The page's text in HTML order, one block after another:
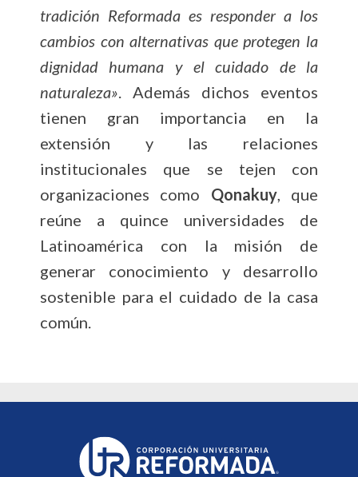
tradición Reformada es responder a los
cambios con alternativas que protegen la
dignidad humana y el cuidado de la
naturaleza». Además dichos eventos
tienen gran importancia en la
extensión y las relaciones
institucionales que se tejen con
organizaciones como Qonakuy, que
reúne a quince universidades de
Latinoamérica con la misión de
generar conocimiento y desarrollo
sostenible para el cuidado de la casa
común.